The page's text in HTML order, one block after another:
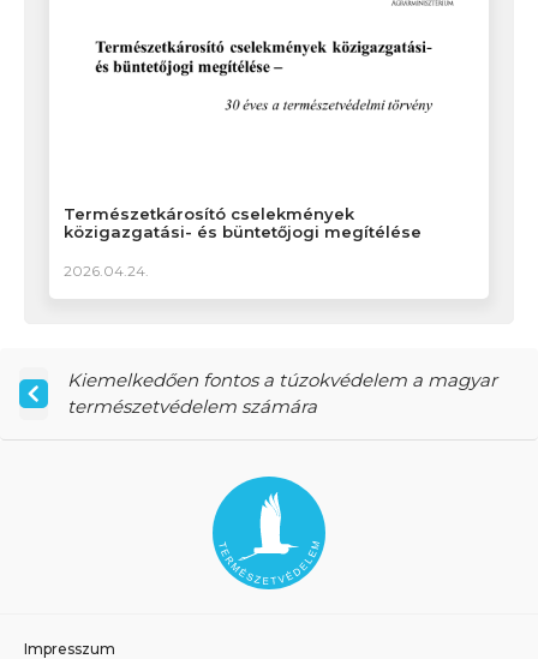
Természetkárosító cselekmények
közigazgatási- és büntetőjogi megítélése
2026.04.24.
Kiemelkedően fontos a túzokvédelem a magyar
természetvédelem számára
Impresszum